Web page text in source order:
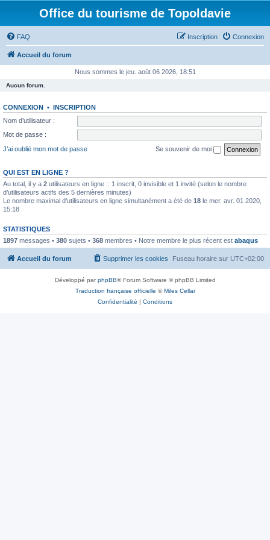
Office du tourisme de Topoldavie
FAQ Connexion
Inscription
Accueil du forum
Nous sommes le jeu. août 06 2026, 18:51
Aucun forum.
CONNEXION • INSCRIPTION
Nom d’utilisateur :
Mot de passe :
J’ai oublié mon mot de passe
Se souvenir de moi
QUI EST EN LIGNE ?
Au total, il y a 2 utilisateurs en ligne :: 1 inscrit, 0 invisible et 1 invité (selon le nombre
d’utilisateurs actifs des 5 dernières minutes)
Le nombre maximal d’utilisateurs en ligne simultanément a été de 18 le mer. avr. 01 2020,
15:18
STATISTIQUES
1897 messages • 380 sujets • 368 membres • Notre membre le plus récent est abaqus
Accueil du forum Fuseau horaire sur UTC+02:00
Supprimer les cookies
Développé parphpBB® Forum Software © phpBB Limited
Traduction française officielle ©Miles Cellar
Confidentialité | Conditions